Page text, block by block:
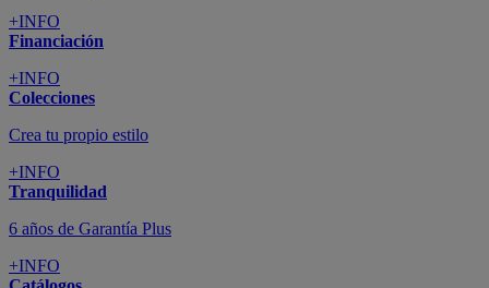
+INFO
Financiación
+INFO
Colecciones
Crea tu propio estilo
+INFO
Tranquilidad
6 años de Garantía Plus
+INFO